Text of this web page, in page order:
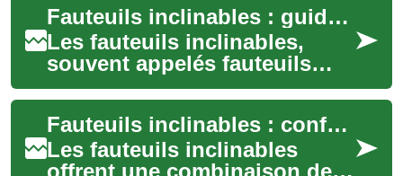
Fauteuils inclinables : guide pour choisir et entretenir un fauteuil
Les fauteuils inclinables,
souvent appelés fauteuils
relax, apportent confort et
fonctionnalité au mobilier
d'un salo...
Fauteuils inclinables : confort, matériaux et choix
Les fauteuils inclinables